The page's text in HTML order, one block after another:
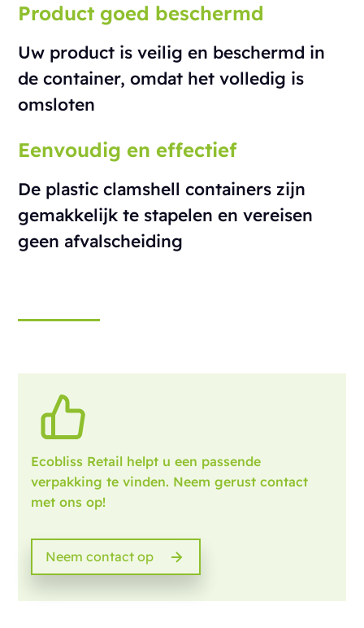
Product goed beschermd
Uw product is veilig en beschermd in
de container, omdat het volledig is
omsloten
Eenvoudig en effectief
De plastic clamshell containers zijn
gemakkelijk te stapelen en vereisen
geen afvalscheiding
Ecobliss Retail helpt u een passende
verpakking te vinden. Neem gerust contact
met ons op!
Neem contact op